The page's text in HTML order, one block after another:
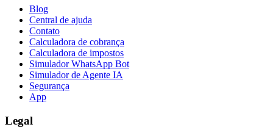
Blog
Central de ajuda
Contato
Calculadora de cobrança
Calculadora de impostos
Simulador WhatsApp Bot
Simulador de Agente IA
Segurança
App
Legal